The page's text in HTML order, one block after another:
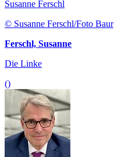
Susanne Ferschl
© Susanne Ferschl/Foto Baur
Ferschl, Susanne
Die Linke
()